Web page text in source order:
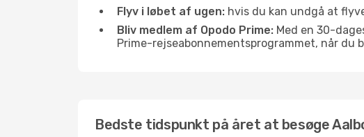
Flyv i løbet af ugen: hvis du kan undgå at
Bliv medlem af Opodo Prime: Med en 30-
Prime-rejseabonnementsprogrammet, når du
Bedste tidspunkt på året at besøge